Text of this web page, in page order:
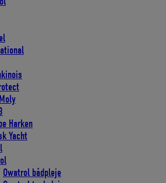
Harken
Yacht
Owatrol bådpleje